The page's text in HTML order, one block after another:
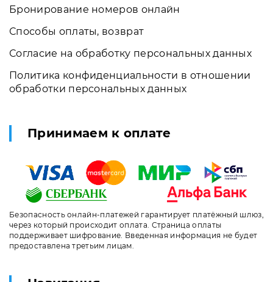
Бронирование номеров онлайн
Способы оплаты, возврат
Согласие на обработку персональных данных
Политика конфиденциальности в отношении
обработки персональных данных
Принимаем к оплате
Безопасность онлайн-платежей гарантирует платёжный шлюз,
через который происходит оплата. Страница оплаты
поддерживает шифрование. Введенная информация не будет
предоставлена третьим лицам.